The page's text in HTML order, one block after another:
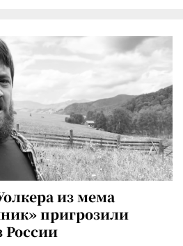
из мема
пригрозили
России